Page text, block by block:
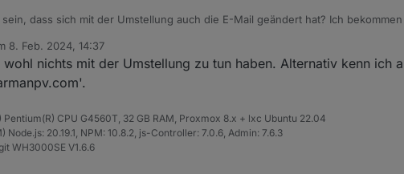
sein, dass sich mit der Umstellung auch die E-Mail geändert hat? Ich
8. Feb. 2024, 14:37
von
wohl nichts mit der Umstellung zu tun haben. Alternativ kenn ich
Pentium(R) CPU G4560T, 32 GB RAM, Proxmox 8.x + lxc Ubuntu 22.04
Node.js: 20.19.1, NPM: 10.8.2, js-Controller: 7.0.6, Admin: 7.6.3
WH3000SE V1.6.6